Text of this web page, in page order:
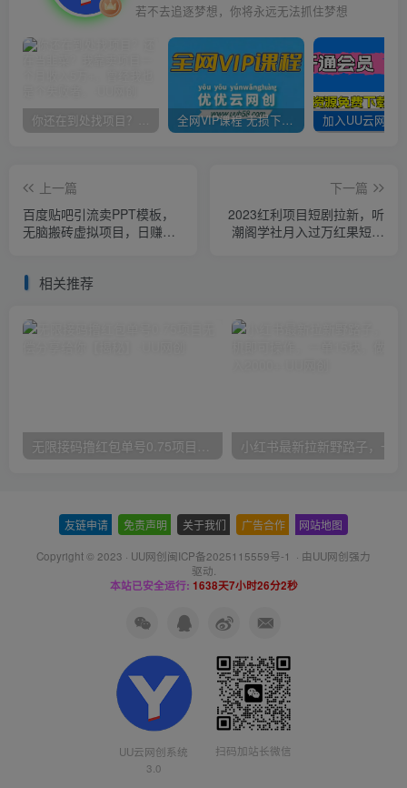
若不去追逐梦想，你将永远无法抓住梦想
你还在到处找项目？还在当韭菜？我靠卖项目一个月收入5万+，曾经我也是个失败者。 全网VIP课程 无损下载~
上一篇
百度贴吧引流卖PPT模板，
无脑搬砖虚拟项目，日赚
下一篇
2023红利项目短剧拉新，听
潮阁学社月入过万红果短剧
相关推荐
无限接码撸红包单号0.75项目无偿分享给你【揭秘】
友链申请 免责声明 关于我们 广告合作 网站地图
Copyright © 2023 · UU网创闽ICP备2025115559号-1 · 由UU网创强力
驱动.
本站已安全运行: 1638天7小时26分3秒
UU云网创系统
3.0
扫码加站长微信